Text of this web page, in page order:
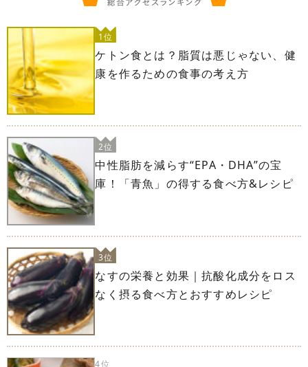
1位
ケトン食とは？脂質は悪じゃない、健
康を作るための食事の考え方
2位
中性脂肪を減らす“EPA・DHA”の宝
庫！「青魚」の得する食べ方&レシピ
3位
なすの栄養と効果｜抗酸化成分をロス
なく摂る食べ方とおすすめレシピ
4位